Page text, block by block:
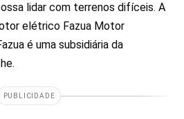
lidar com terrenos difíceis. A
elétrico Fazua Motor
é uma subsidiária da
PUBLICIDADE